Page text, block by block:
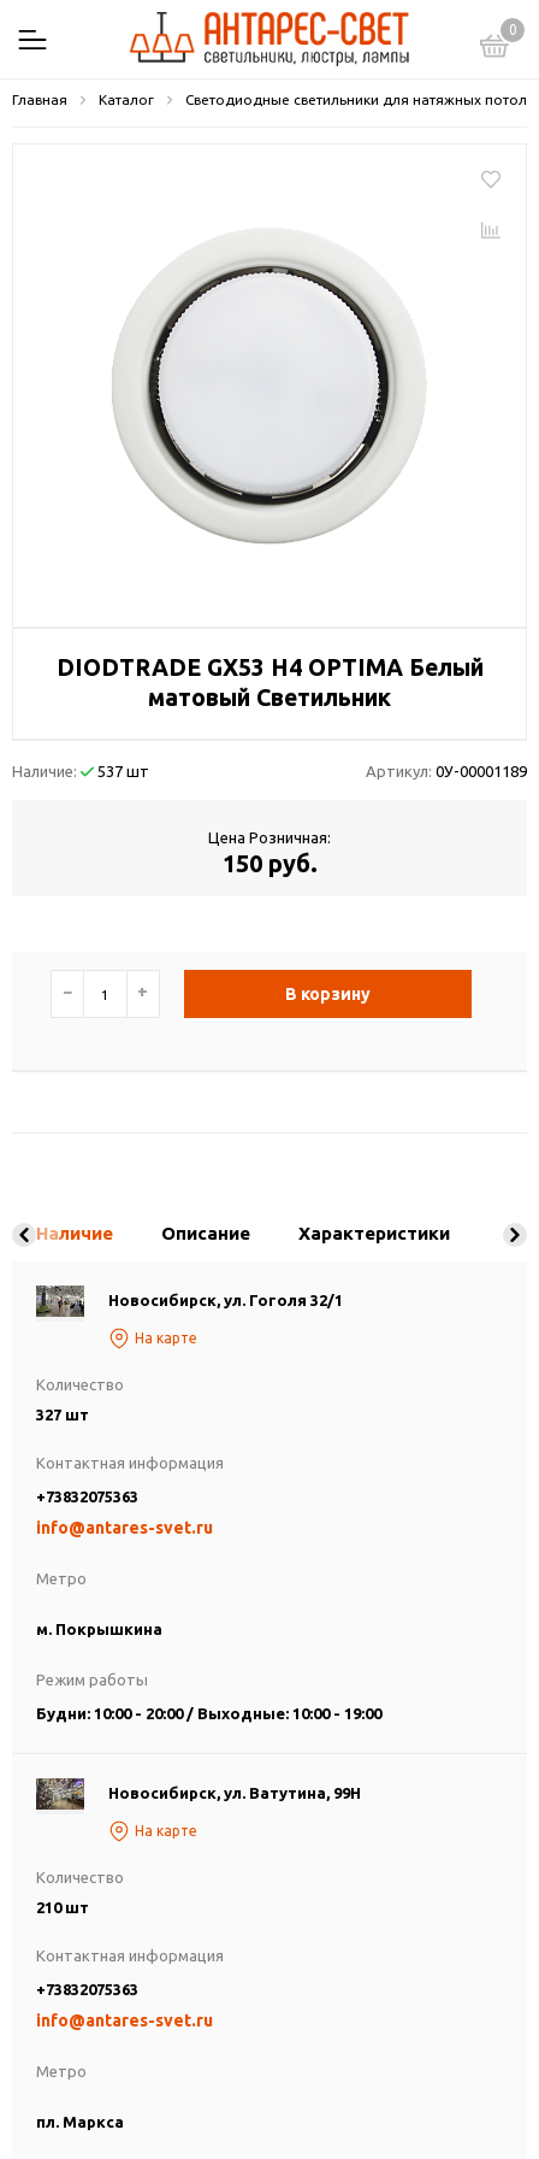
0
Главная Каталог Светодиодные светильники для натяжных
DIODTRADE GX53 H4 OPTIMA Белый
матовый Светильник
Наличие: 537 шт Артикул: 0У-00001189
Цена Розничная:
150 руб.
− + В корзину
Наличие Описание Характеристики
Новосибирск, ул. Гоголя 32/1
На карте
Количество
327 шт
Метро
м. Покрышкина
Контактная информация
+73832075363
info@antares-svet.ru
Режим работы
Будни: 10:00 - 20:00 / Выходные: 10:00 - 19:00
Новосибирск, ул. Ватутина, 99Н
На карте
Количество
210 шт
Метро
пл. Маркса
Контактная информация
+73832075363
info@antares-svet.ru